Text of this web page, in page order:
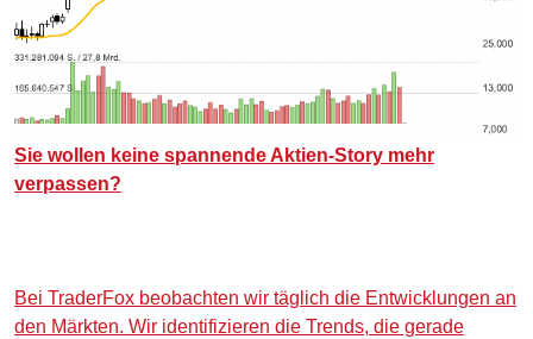
Sie wollen keine spannende Aktien-Story mehr
verpassen?
Bei TraderFox beobachten wir täglich die Entwicklungen an
den Märkten. Wir identifizieren die Trends, die gerade